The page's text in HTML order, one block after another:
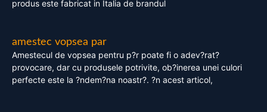
produs este fabricat in Italia de brandul
amestec vopsea par
Amestecul de vopsea pentru p?r poate fi o adev?rat?
provocare, dar cu produsele potrivite, ob?inerea unei culori
perfecte este la ?ndem?na noastr?. ?n acest articol,